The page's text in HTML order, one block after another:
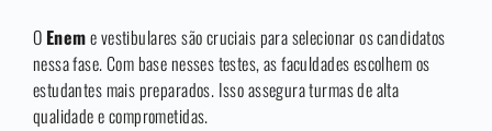
O Eneme vestibulares são cruciais para selecionar os candidatos
nessa fase. Com base nesses testes, as faculdades escolhem os
estudantes mais preparados. Isso assegura turmas de alta
qualidade e comprometidas.